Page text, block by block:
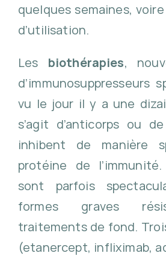
quelques semaines,
d’utilisation.
Les biothérapies,
d’immunosuppresseurs
vu le jour il y a une
s’agit d’anticorps ou
inhibent de manière
protéine de
sont parfois
formes graves
traitements de fond.
(etanercept, infliximab,